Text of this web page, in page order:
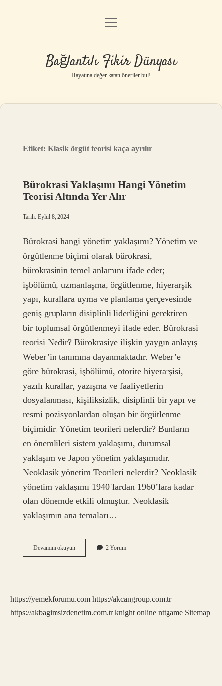
Anasayfa
Yasal Uyarı
menüyü
Bağlantılı Fikir Dünyası
Hayatına değer katan öneriler bul!
Etiket:Klasik örgüt teorisi kaça ayrılır
Bürokrasi Yaklaşımı Hangi Yönetim
Teorisi Altında Yer Alır
Tarih: Eylül 8, 2024
Bürokrasi hangi yönetim yaklaşımı? Yönetim ve
örgütlenme biçimi olarak bürokrasi,
bürokrasinin temel anlamını ifade eder;
işbölümü, uzmanlaşma, örgütlenme, hiyerarşik
yapı, kurallara uyma ve planlama çerçevesinde
geniş grupların disiplinli liderliğini gerektiren
bir toplumsal örgütlenmeyi ifade eder. Bürokrasi
teorisi Nedir? Bürokrasiye ilişkin yaygın anlayış
Weber’in tanımına dayanmaktadır. Weber’e
göre bürokrasi, işbölümü, otorite hiyerarşisi,
yazılı kurallar, yazışma ve faaliyetlerin
dosyalanması, kişiliksizlik, disiplinli bir yapı ve
resmi pozisyonlardan oluşan bir örgütlenme
biçimidir. Yönetim teorileri nelerdir? Bunların
en önemlileri sistem yaklaşımı, durumsal
yaklaşım ve Japon yönetim yaklaşımıdır.
Neoklasik yönetim Teorileri nelerdir? Neoklasik
yönetim yaklaşımı 1940’lardan 1960’lara kadar
olan dönemde etkili olmuştur. Neoklasik
yaklaşımın ana temaları…
Devamını okuyunBürokrasi
Yaklaşımı
Yer
Alır
2 Yorum
https://yemekforumu.com https://akcangroup.com.tr
https://akbagimsizdenetim.com.tr knight online nttgame Sitemap